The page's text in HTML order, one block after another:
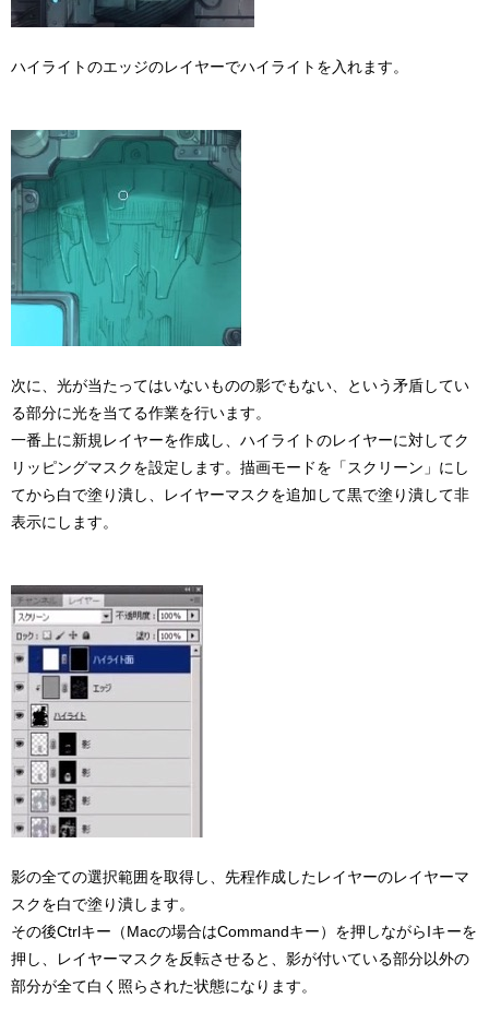
ハイライトのエッジのレイヤーでハイライトを入れます。
次に、光が当たってはいないものの影でもない、という矛盾してい
る部分に光を当てる作業を行います。
一番上に新規レイヤーを作成し、ハイライトのレイヤーに対してク
リッピングマスクを設定します。描画モードを「スクリーン」にし
てから白で塗り潰し、レイヤーマスクを追加して黒で塗り潰して非
表示にします。
影の全ての選択範囲を取得し、先程作成したレイヤーのレイヤーマ
スクを白で塗り潰します。
その後Ctrlキー（Macの場合はCommandキー）を押しながらIキーを
押し、レイヤーマスクを反転させると、影が付いている部分以外の
部分が全て白く照らされた状態になります。